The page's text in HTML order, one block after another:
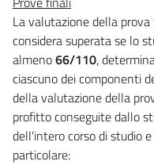
La valutazione della
considera superata se lo
almeno66/110,
ciascuno dei componenti
della valutazione della
profitto conseguite dallo
dell'intero corso di studio
particolare: